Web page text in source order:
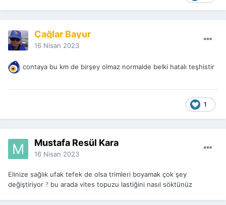
Çağlar Bayur
16 Nisan 2023
contaya bu km de birşey olmaz normalde belki hatalı teşhistir
1
Mustafa Resül Kara
16 Nisan 2023
Elinize sağlık ufak tefek de olsa trimleri boyamak çok şey
değiştiriyor ? bu arada vites topuzu lastiğini nasıl söktünüz